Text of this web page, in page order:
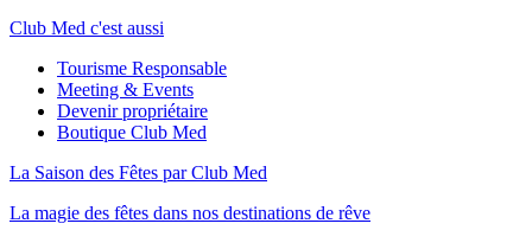
Club Med c'est aussi
Tourisme Responsable
Meeting & Events
Devenir propriétaire
Boutique Club Med
La Saison des Fêtes par Club Med
La magie des fêtes dans nos destinations de rêve​